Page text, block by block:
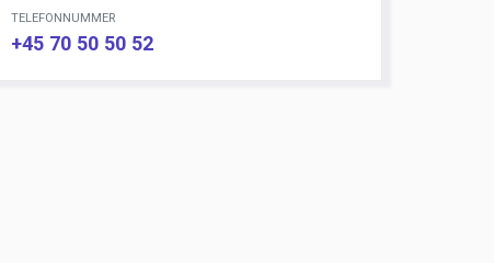
TELEFONNUMMER
+45 70 50 50 52